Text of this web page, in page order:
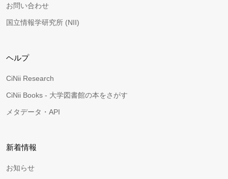
お問い合わせ
国立情報学研究所 (NII)
ヘルプ
CiNii Research
CiNii Books - 大学図書館の本をさがす
メタデータ・API
新着情報
お知らせ